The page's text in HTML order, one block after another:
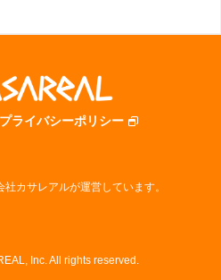
プライバシーポリシー
カサレアルが運営しています。
Inc. All rights reserved.